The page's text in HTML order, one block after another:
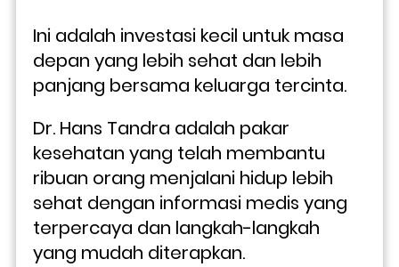
Ini adalah investasi kecil untuk masa
depan yang lebih sehat dan lebih
panjang bersama keluarga tercinta.
Dr. Hans Tandra adalah pakar
kesehatan yang telah membantu
ribuan orang menjalani hidup lebih
sehat dengan informasi medis yang
terpercaya dan langkah-langkah
yang mudah diterapkan.